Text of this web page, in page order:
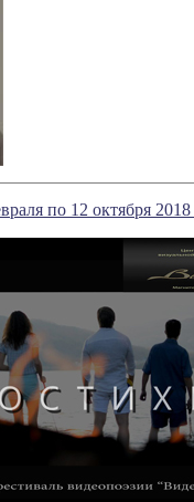
по 12 октября 2018